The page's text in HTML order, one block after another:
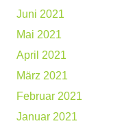
Juni 2021
Mai 2021
April 2021
März 2021
Februar 2021
Januar 2021